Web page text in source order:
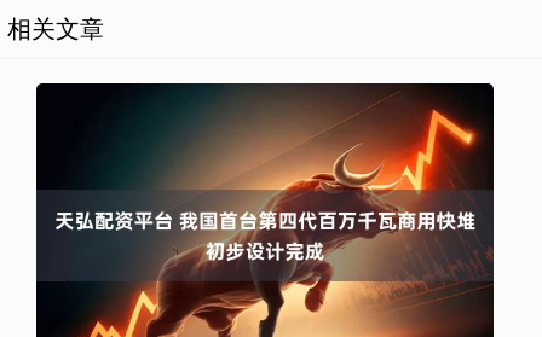
相关文章